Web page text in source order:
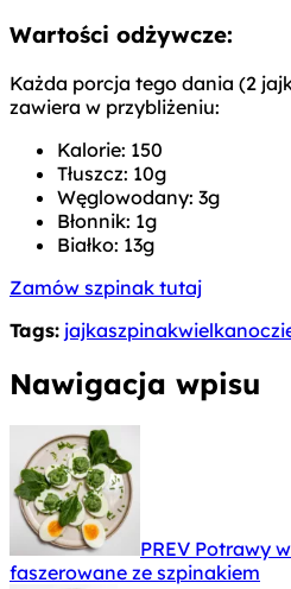
Wartości odżywcze:
Każda porcja tego dania (2
zawiera w przybliżeniu:
Kalorie: 150
Tłuszcz: 10g
Węglowodany: 3g
Błonnik: 1g
Białko: 13g
Zamów szpinak tutaj
Tags: jajkaszpinakwielkanoc
Nawigacja wpisu
PREV Potrawy
faszerowane ze szpinakiem